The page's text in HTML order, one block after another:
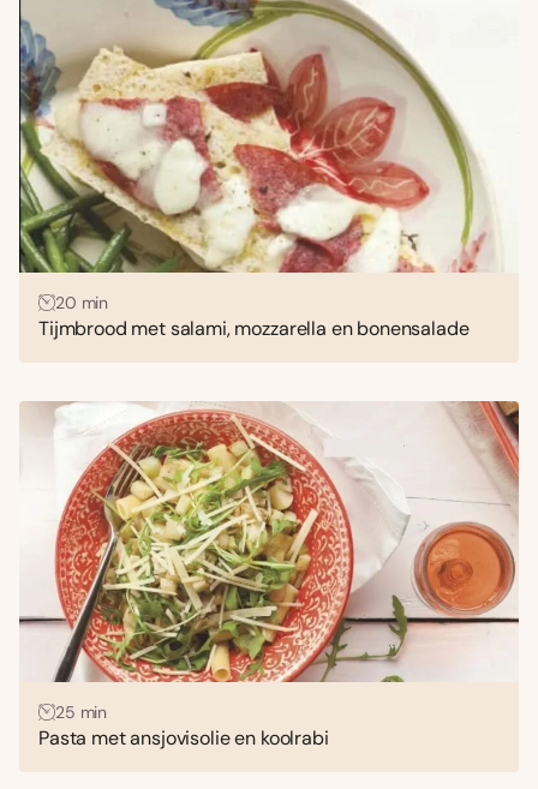
20 min
Tijmbrood met salami, mozzarella en bonensalade
25 min
Pasta met ansjovisolie en koolrabi